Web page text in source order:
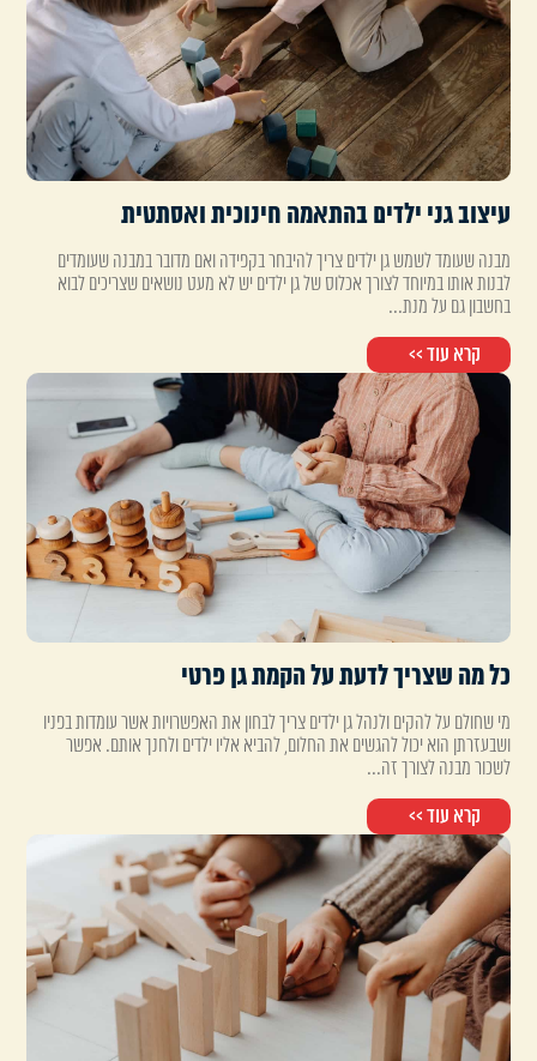
עיצוב גני ילדים בהתאמה חינוכית ואסתטית
מבנה שעומד לשמש גן ילדים צריך להיבחר בקפידה ואם מדובר במבנה שעומדים
לבנות אותו במיוחד לצורך אכלוס של גן ילדים יש לא מעט נושאים שצריכים לבוא
בחשבון גם על מנת...
קרא עוד >>
כל מה שצריך לדעת על הקמת גן פרטי
מי שחולם על להקים ולנהל גן ילדים צריך לבחון את האפשרויות אשר עומדות בפניו
ושבעזרתן הוא יכול להגשים את החלום, להביא אליו ילדים ולחנך אותם. אפשר
לשכור מבנה לצורך זה...
קרא עוד >>